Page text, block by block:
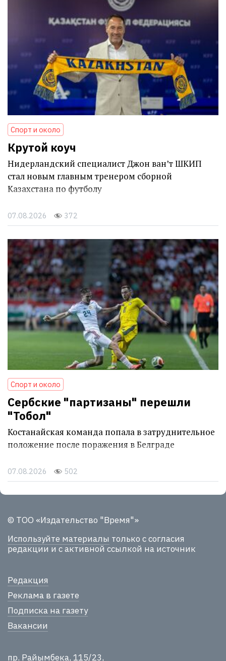
Спорт и около
Крутой коуч
Нидерландский специалист Джон ван’т ШКИП
стал новым главным тренером сборной
Казахстана по футболу
07.08.2026 372
Спорт и около
Сербские "партизаны" перешли
"Тобол"
Костанайская команда попала в затруднительное
положение после поражения в Белграде
07.08.2026 502
© ТОО «Издательство "Время"»
Используйте материалы только с согласия
редакции и с активной ссылкой на источник
Редакция
Реклама в газете
Подписка на газету
Вакансии
пр. Райымбека, 115/23,